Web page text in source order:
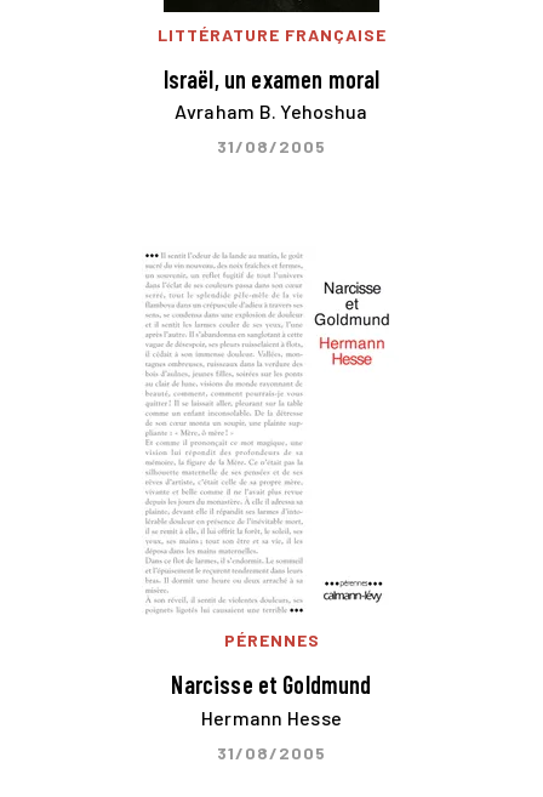
LITTÉRATURE FRANÇAISE
Israël, un examen moral
Avraham B. Yehoshua
31/08/2005
PÉRENNES
Narcisse et Goldmund
Hermann Hesse
31/08/2005